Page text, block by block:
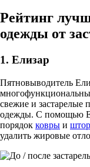
Рейтинг
одежды от
1. Елизар
Пятновыводитель
свежие и застарелые
одежды. С помощью
порядок ковры и
удалить жировые